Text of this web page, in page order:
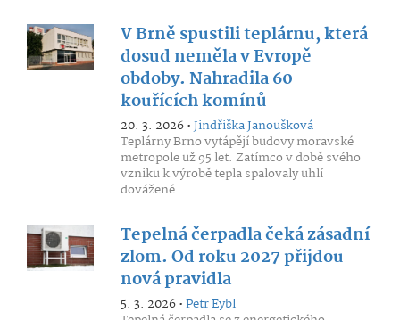
V Brně spustili teplárnu, která
dosud neměla v Evropě
obdoby. Nahradila 60
kouřících komínů
20. 3. 2026 •Jindřiška Janoušková
Teplárny Brno vytápějí budovy moravské
metropole už 95 let. Zatímco v době svého
vzniku k výrobě tepla spalovaly uhlí
dovážené...
Tepelná čerpadla čeká zásadní
zlom. Od roku 2027 přijdou
nová pravidla
5. 3. 2026 •Petr Eybl